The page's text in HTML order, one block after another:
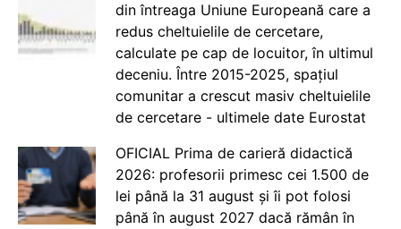
din întreaga Uniune Europeană care a
redus cheltuielile de cercetare,
calculate pe cap de locuitor, în ultimul
deceniu. Între 2015-2025, spațiul
comunitar a crescut masiv cheltuielile
de cercetare - ultimele date Eurostat
OFICIAL Prima de carieră didactică
2026: profesorii primesc cei 1.500 de
lei până la 31 august și îi pot folosi
până în august 2027 dacă rămân în